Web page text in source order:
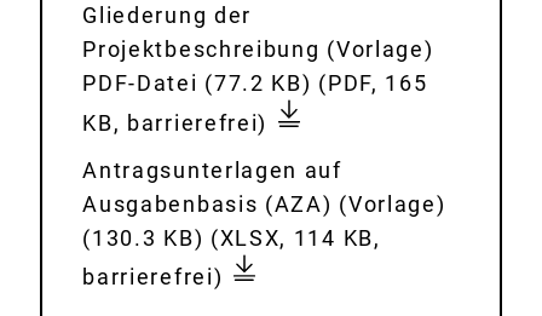
o
e
r
d
e
r
u
n
o
a
d
:
r
-
o
r
s
c
h
D
o
w
n
o
a
d
:
Gliederung der
Projektbeschreibung (Vorlage)
PDF-Datei (77.2 KB) g
e
d
e
(PDF, 165
KB, barrierefrei)
D
o
w
n
Antragsunterlagen auf
Ausgabenbasis (AZA) (Vorlage)
(130.3 KB) 0
3
(XLSX, 114 KB,
barrierefrei)